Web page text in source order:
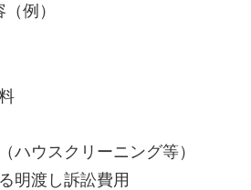
例）
ハウスクリーニング等）
明渡し訴訟費用